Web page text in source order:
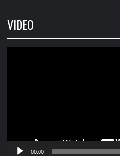
VIDEO
00:00